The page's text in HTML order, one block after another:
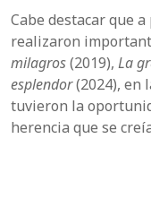
Cabe destacar que
realizaron
milagros(2019), La
esplendor(2024), en
tuvieron la
herencia que se